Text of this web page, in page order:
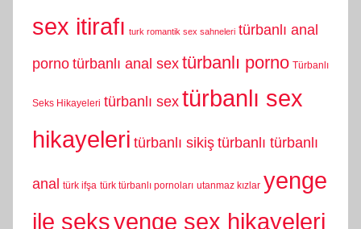
sex itirafı turk romantik sex sahneleri türbanlı anal
porno türbanlı anal sex türbanlı porno Türbanlı
Seks Hikayeleri türbanlı sex türbanlı sex
hikayeleri türbanlı sikiş türbanlı türbanlı
anal türk ifşa türk türbanlı pornoları utanmaz kızlar yenge
ile seksyenge sex hikayeleri